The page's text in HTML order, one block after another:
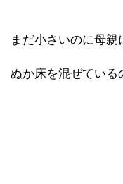
まだ小さいのに母親
ぬか床を混ぜている